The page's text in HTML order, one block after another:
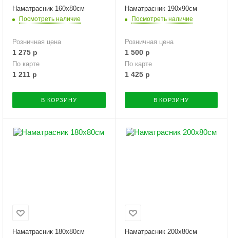
Наматрасник 160х80см
Посмотреть наличие
Розничная цена
1 275 р
По карте
1 211 р
В КОРЗИНУ
Наматрасник 190х90см
Посмотреть наличие
Розничная цена
1 500р
По карте
1 425р
В КОРЗИНУ
Наматрасник 180х80см Наматрасник 200х80см